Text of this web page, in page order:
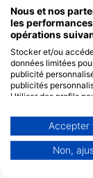
Diving Center Pongo,
SS Zagreb
Cet endroit est
trimix avancés en
Nous et nos
les
opérations
Stocker et/ou
données limitées
publicité
publicités
Utiliser des profils
Comprendre les
données provenant
services. Utiliser des
Vous trouverez de
Accepter
Non,